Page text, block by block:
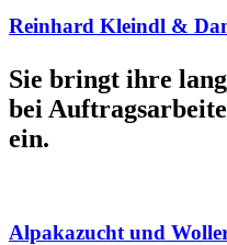
Reinhard Kleindl &
Sie bringt ihre
bei
ein.
Alpakazucht und